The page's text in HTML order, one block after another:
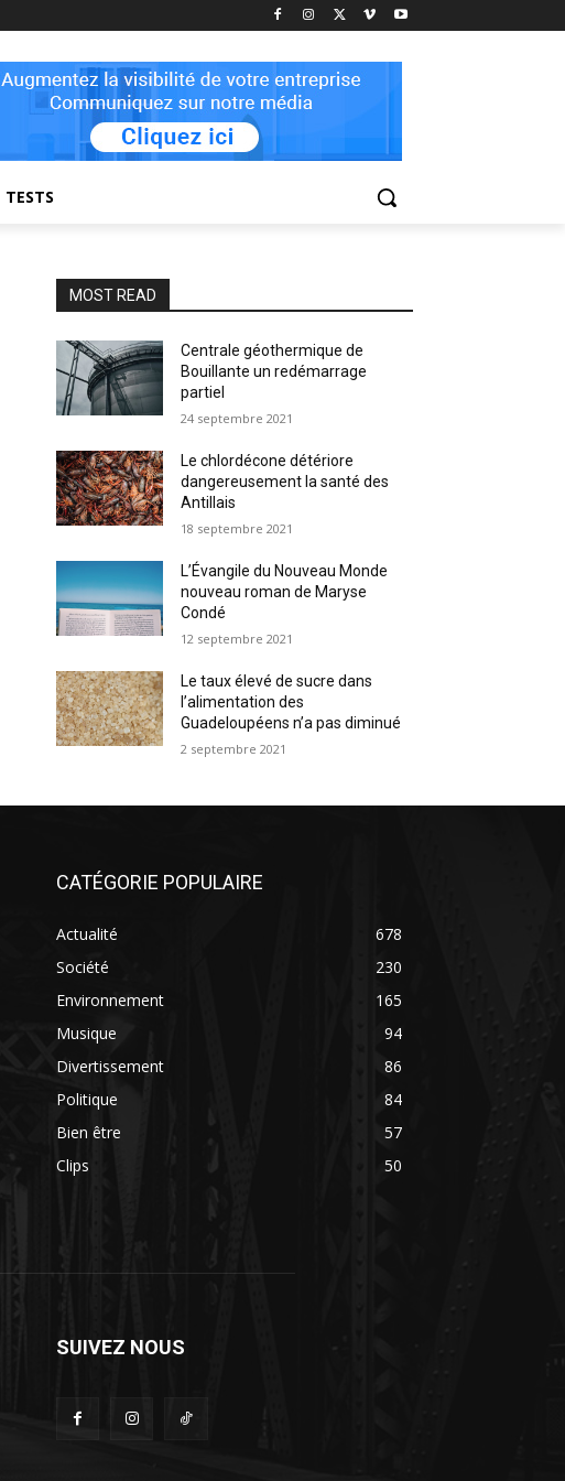
TESTS
MOST READ
Centrale géothermique de
Bouillante un redémarrage
partiel
24 septembre 2021
Le chlordécone détériore
dangereusement la santé des
Antillais
18 septembre 2021
L’Évangile du Nouveau Monde
nouveau roman de Maryse
Condé
12 septembre 2021
Le taux élevé de sucre dans
l’alimentation des
Guadeloupéens n’a pas diminué
2 septembre 2021
CATÉGORIE POPULAIRE
Actualité
678
Société
230
Environnement
165
Musique
94
Divertissement
86
Politique
84
Bien être
57
Clips
50
SUIVEZ NOUS